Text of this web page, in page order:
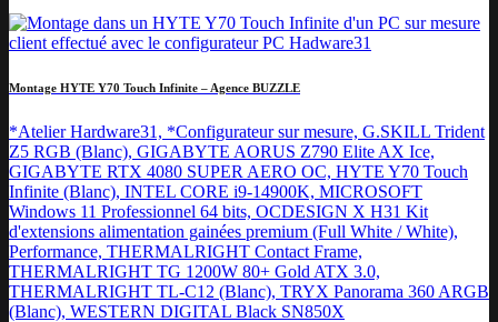
Montage HYTE Y70 Touch Infinite – Agence BUZZLE
*Atelier Hardware31, *Configurateur sur mesure, G.SKILL Trident
Z5 RGB (Blanc), GIGABYTE AORUS Z790 Elite AX Ice,
GIGABYTE RTX 4080 SUPER AERO OC, HYTE Y70 Touch
Infinite (Blanc), INTEL CORE i9-14900K, MICROSOFT
Windows 11 Professionnel 64 bits, OCDESIGN X H31 Kit
d'extensions alimentation gainées premium (Full White / White),
Performance, THERMALRIGHT Contact Frame,
THERMALRIGHT TG 1200W 80+ Gold ATX 3.0,
THERMALRIGHT TL-C12 (Blanc), TRYX Panorama 360 ARGB
(Blanc), WESTERN DIGITAL Black SN850X